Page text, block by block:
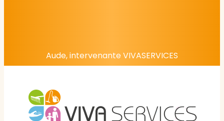
Aude, intervenante VIVASERVICES